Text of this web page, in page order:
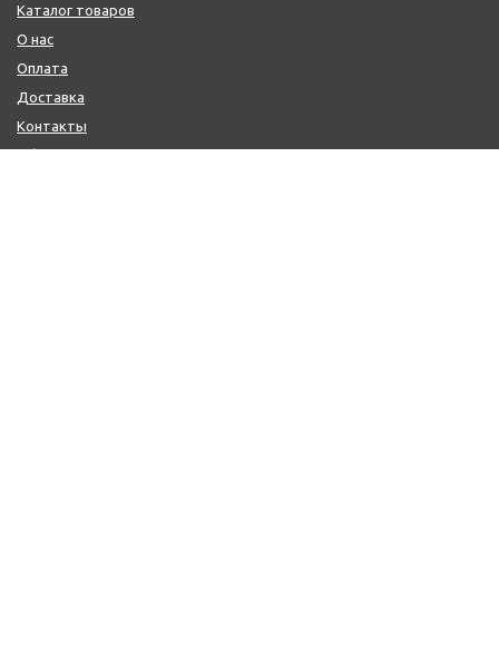
Каталог товаров
О нас
Оплата
Доставка
Контакты
Обмен и возврат